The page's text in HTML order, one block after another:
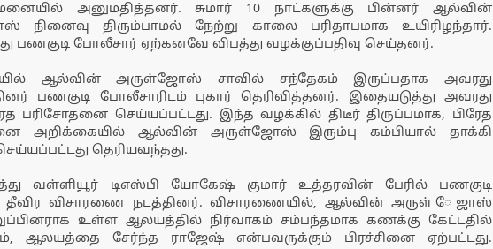
அனுமதித்தனர். சுமார் 10 நாட்களுக்கு பின்னர் ஆல்வின்
நினைவு திரும்பாமல் நேற்று காலை பரிதாபமாக உயிரிழந்தார்.
பணகுடி போலீசார் ஏற்கனவே விபத்து வழக்குப்பதிவு செய்தனர்.
ஆல்வின் அருள்ஜோஸ் சாவில் சந்தேகம் இருப்பதாக அவரது
பணகுடி போலீசாரிடம் புகார் தெரிவித்தனர். இதையடுத்து அவரது
பரிசோதனை செய்யப்பட்டது. இந்த வழக்கில் திடீர் திருப்பமாக, பிரேத
அறிக்கையில் ஆல்வின் அருள்ஜோஸ் இரும்பு கம்பியால் தாக்கி
தெரியவந்தது.
வள்ளியூர் டிஎஸ்பி யோகேஷ் குமார் உத்தரவின் பேரில் பணகுடி
தீவிர விசாரணை நடத்தினர். விசாரணையில், ஆல்வின் அருள் ேஜாஸ்
உள்ள ஆலயத்தில் நிர்வாகம் சம்பந்தமாக கணக்கு கேட்டதில்
ஆலயத்தை சேர்ந்த ராஜேஷ் என்பவருக்கும் பிரச்சினை ஏற்பட்டது.